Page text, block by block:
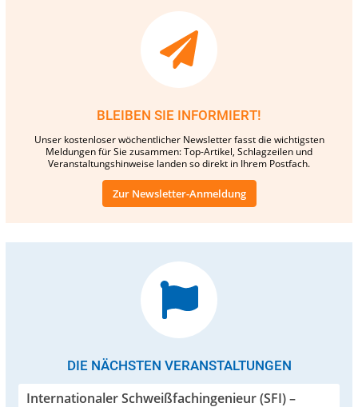
BLEIBEN SIE INFORMIERT!
Unser kostenloser wöchentlicher Newsletter fasst die wichtigsten
Meldungen für Sie zusammen: Top-Artikel, Schlagzeilen und
Veranstaltungshinweise landen so direkt in Ihrem Postfach.
Zur Newsletter-Anmeldung
DIE NÄCHSTEN VERANSTALTUNGEN
Internationaler Schweißfachingenieur (SFI) –